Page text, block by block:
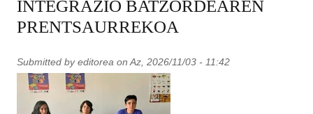
INTEGRAZIO BATZORDEAREN
PRENTSAURREKOA
Submitted by editorea on Az, 2026/11/03 - 11:42